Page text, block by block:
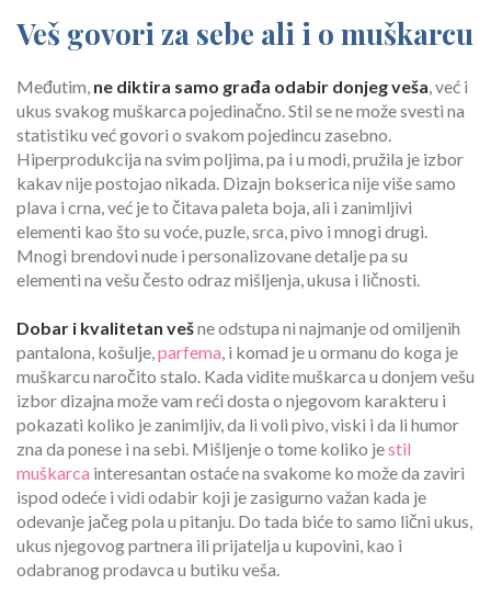
Veš govori za sebe ali i o muškarcu
Međutim, ne diktira samo građa odabir donjeg veša, već i
ukus svakog muškarca pojedinačno. Stil se ne može svesti na
statistiku već govori o svakom pojedincu zasebno.
Hiperprodukcija na svim poljima, pa i u modi, pružila je izbor
kakav nije postojao nikada. Dizajn bokserica nije više samo
plava i crna, već je to čitava paleta boja, ali i zanimljivi
elementi kao što su voće, puzle, srca, pivo i mnogi drugi.
Mnogi brendovi nude i personalizovane detalje pa su
elementi na vešu često odraz mišljenja, ukusa i ličnosti.
Dobar i kvalitetan vešne odstupa ni najmanje od omiljenih
pantalona, košulje,parfema, i komad je u ormanu do koga je
muškarcu naročito stalo. Kada vidite muškarca u donjem vešu
izbor dizajna može vam reći dosta o njegovom karakteru i
pokazati koliko je zanimljiv, da li voli pivo, viski i da li humor
zna da ponese i na sebi. Mišljenje o tome koliko jestil
muškarca interesantan ostaće na svakome ko može da zaviri
ispod odeće i vidi odabir koji je zasigurno važan kada je
odevanje jačeg pola u pitanju. Do tada biće to samo lični ukus,
ukus njegovog partnera ili prijatelja u kupovini, kao i
odabranog prodavca u butiku veša.